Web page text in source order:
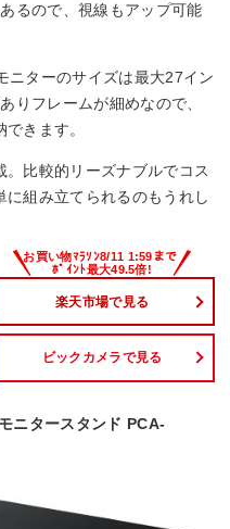
るので、視線もアップ可能
ニターのサイズは最大27イン
りフレームが細めなので、
きます。
比較的リーズナブルでコス
組み立てられるのもうれし
楽天市場で見る
ビックカメラで見る
ニタースタンド PCA-